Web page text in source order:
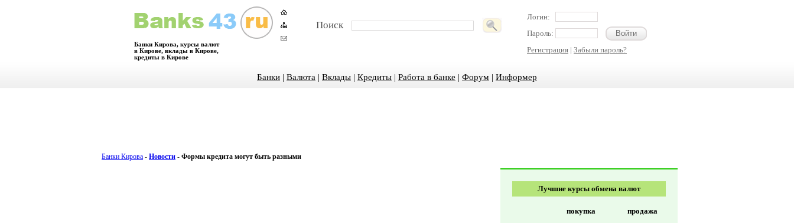
Банки Кирова, курсы валют
в Кирове, вклады в Кирове,
кредиты в Кирове
Поиск
Логин:
Пароль:
Регистрация | Забыли пароль?
Банки | Валюта | Вклады | Кредиты | Работа в банке | Форум | Информер
Банки Кирова - Новости - Формы кредита могут быть разными
Лучшие курсы обмена валют
покупка продажа